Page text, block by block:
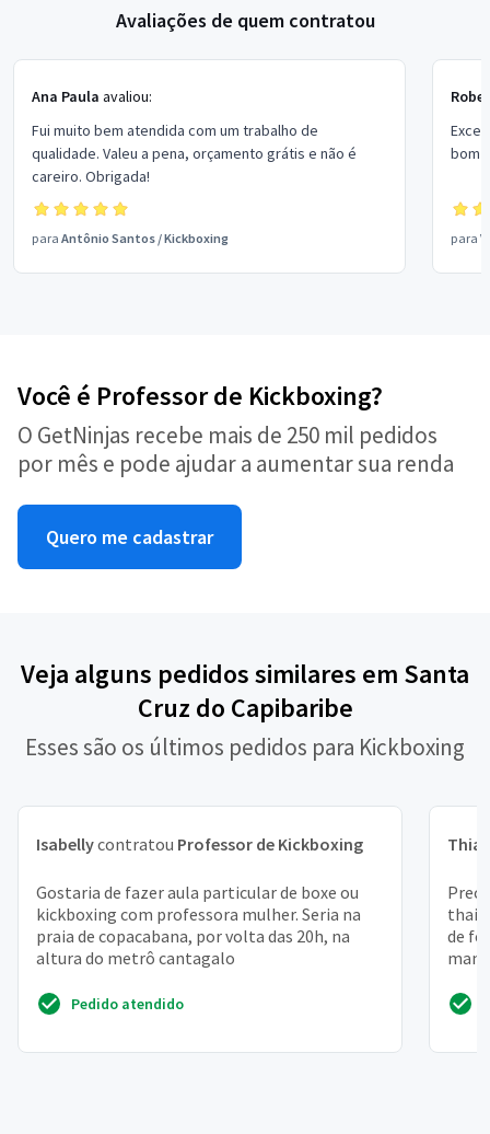
Avaliações de quem contratou
Ana Paula avaliou:
Fui muito bem atendida com um trabalho de
qualidade. Valeu a pena, orçamento grátis e não é
careiro. Obrigada!
para Antônio Santos /Kickboxing
bom
para
Você é Professor de Kickboxing?
O GetNinjas recebe mais de 250 mil pedidos
por mês e pode ajudar a aumentar sua renda
Quero me cadastrar
Veja alguns pedidos similares em Santa
Cruz do Capibaribe
Esses são os últimos pedidos para Kickboxing
Isabellycontratou Professor de Kickboxing
Gostaria de fazer aula particular de boxe ou
kickboxing com professora mulher. Seria na
praia de copacabana, por volta das 20h, na
altura do metrô cantagalo
Pedido atendido
thai
de